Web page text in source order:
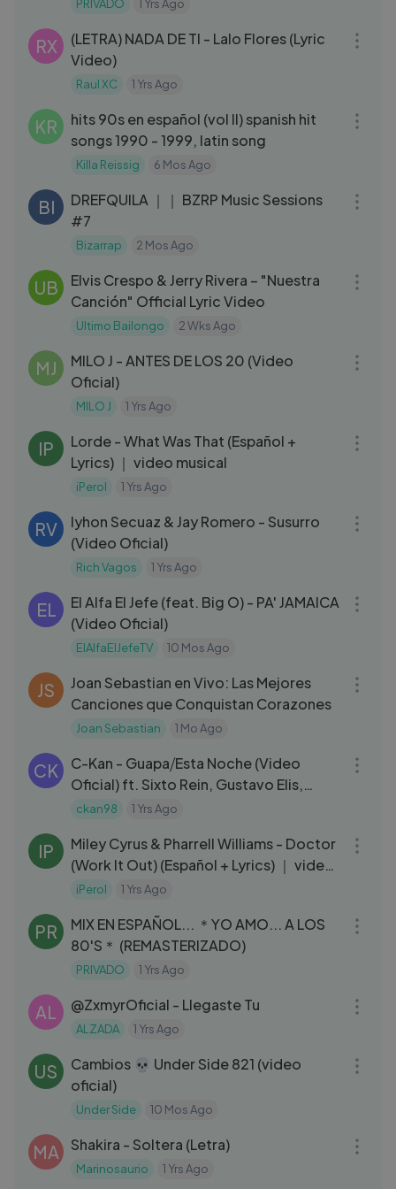
PRIVADO 1 Yrs Ago
RX
(LETRA) NADA DE TI - Lalo Flores (Lyric
Video)
Raul XC 1 Yrs Ago
KR
hits 90s en español (vol II) spanish hit
songs 1990 - 1999, latin song
Killa Reissig 6 Mos Ago
BI
DREFQUILA ｜｜ BZRP Music Sessions
#7
Bizarrap 2 Mos Ago
UB
Elvis Crespo & Jerry Rivera – "Nuestra
Canción" Official Lyric Video
Ultimo Bailongo 2 Wks Ago
MJ
MILO J - ANTES DE LOS 20 (Video
Oficial)
MILO J 1 Yrs Ago
IP
Lorde - What Was That (Español +
Lyrics) ｜ video musical
iPerol 1 Yrs Ago
RV
Iyhon Secuaz & Jay Romero - Susurro
(Video Oficial)
Rich Vagos 1 Yrs Ago
EL
El Alfa El Jefe (feat. Big O) - PA' JAMAICA
(Video Oficial)
ElAlfaElJefeTV 10 Mos Ago
JS
Joan Sebastian en Vivo: Las Mejores
Canciones que Conquistan Corazones
Joan Sebastian 1 Mo Ago
CK
C-Kan - Guapa⧸Esta Noche (Video
Oficial) ft. Sixto Rein, Gustavo Elis,
Melodico
ckan98 1 Yrs Ago
IP
Miley Cyrus & Pharrell Williams - Doctor
(Work It Out) (Español + Lyrics) ｜ video
musical
iPerol 1 Yrs Ago
PR
MIX EN ESPAÑOL... ＊YO AMO... A LOS
80'S＊ (REMASTERIZADO)
PRIVADO 1 Yrs Ago
AL ‪@ZxmyrOficial‬ - Llegaste Tu
ALZADA 1 Yrs Ago
US
Cambios 💀 Under Side 821 (video
oficial)
Under Side 10 Mos Ago
MA Shakira - Soltera (Letra)
Marinosaurio 1 Yrs Ago